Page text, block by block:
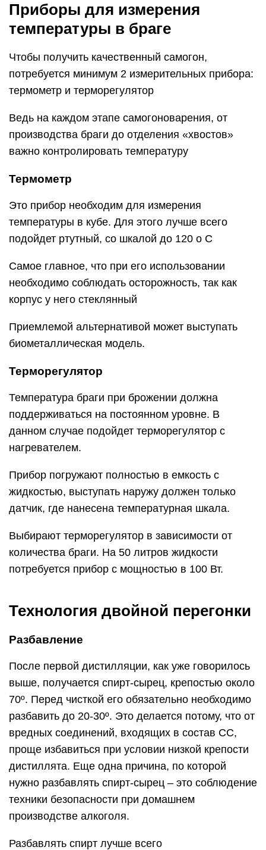
Приборы для измерения
температуры в браге
Чтобы получить качественный самогон,
потребуется минимум 2 измерительных прибора:
термометр и терморегулятор
Ведь на каждом этапе самогоноварения, от
производства браги до отделения «хвостов»
важно контролировать температуру
Термометр
Это прибор необходим для измерения
температуры в кубе. Для этого лучше всего
подойдет ртутный, со шкалой до 120 о С
Самое главное, что при его использовании
необходимо соблюдать осторожность, так как
корпус у него стеклянный
Приемлемой альтернативой может выступать
биометаллическая модель.
Терморегулятор
Температура браги при брожении должна
поддерживаться на постоянном уровне. В
данном случае подойдет терморегулятор с
нагревателем.
Прибор погружают полностью в емкость с
жидкостью, выступать наружу должен только
датчик, где нанесена температурная шкала.
Выбирают терморегулятор в зависимости от
количества браги. На 50 литров жидкости
потребуется прибор с мощностью в 100 Вт.
Технология двойной перегонки
Разбавление
После первой дистилляции, как уже говорилось
выше, получается спирт-сырец, крепостью около
70º. Перед чисткой его обязательно необходимо
разбавить до 20-30º. Это делается потому, что от
вредных соединений, входящих в состав СС,
проще избавиться при условии низкой крепости
дистиллята. Еще одна причина, по которой
нужно разбавлять спирт-сырец – это соблюдение
техники безопасности при домашнем
производстве алкоголя.
Разбавлять спирт лучше всего